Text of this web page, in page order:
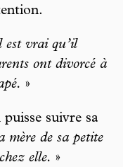
vrai qu’il
ont divorcé à
»
suivre sa
mère de sa petite
elle. »